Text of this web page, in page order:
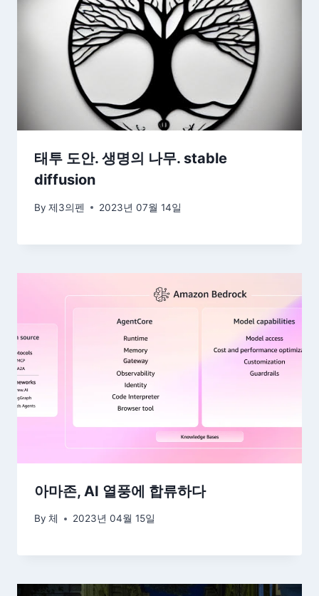
태투 도안. 생명의 나무. stable
diffusion
By 제3의펜 2023년 07월 14일
아마존, AI 열풍에 합류하다
By 체 2023년 04월 15일